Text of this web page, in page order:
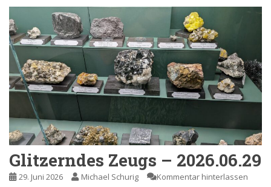
Glitzerndes Zeugs – 2026.06.29
29. Juni 2026 Michael Schurig Kommentar hinterlassen